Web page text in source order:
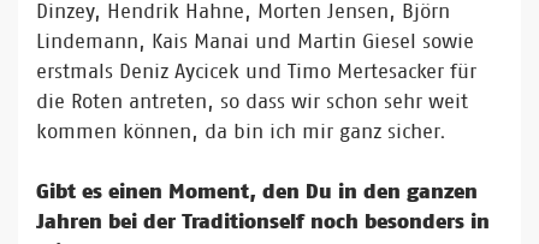
Dinzey, Hendrik Hahne, Morten Jensen, Björn
Lindemann, Kais Manai und Martin Giesel sowie
erstmals Deniz Aycicek und Timo Mertesacker für
die Roten antreten, so dass wir schon sehr weit
kommen können, da bin ich mir ganz sicher.
Gibt es einen Moment, den Du in den ganzen
Jahren bei der Traditionself noch besonders in